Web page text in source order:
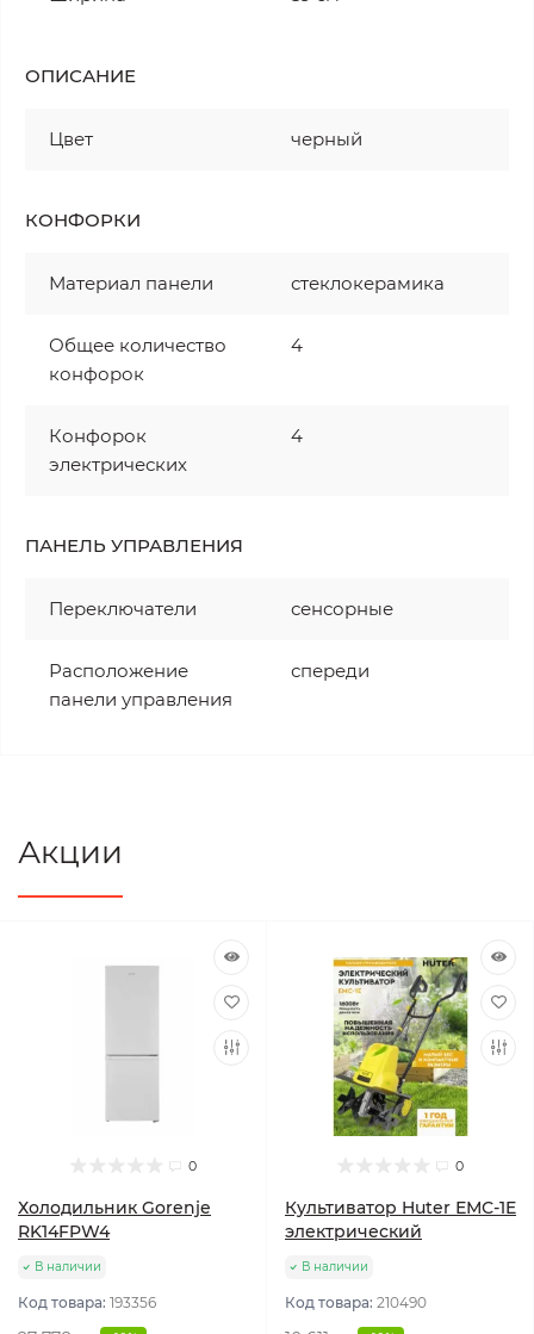
ОПИСАНИЕ
Цвет черный
КОНФОРКИ
Материал панели стеклокерамика
Общее количество
конфорок
4
Конфорок
электрических
4
ПАНЕЛЬ УПРАВЛЕНИЯ
Переключатели сенсорные
Расположение
панели управления
спереди
Акции
0
Холодильник Gorenje
RK14FPW4
В наличии
Код товара: 193356
0
Культиватор Huter ЕМС-1E
электрический
В наличии
Код товара: 210490